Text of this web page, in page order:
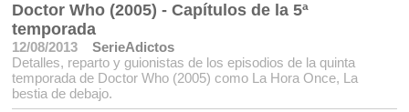
Doctor Who (2005) - Capítulos de la 5ª
temporada
12/08/2013
SerieAdictos
Detalles, reparto y guionistas de los episodios de la quinta
temporada de Doctor Who (2005) como La Hora Once, La
bestia de debajo.